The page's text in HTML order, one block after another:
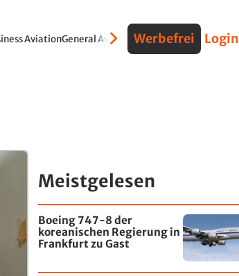
AviationGeneral AviationVerteidigungInterviews
Werbefrei Login
Meistgelesen
Boeing 747-8 der
koreanischen Regierung in
Frankfurt zu Gast